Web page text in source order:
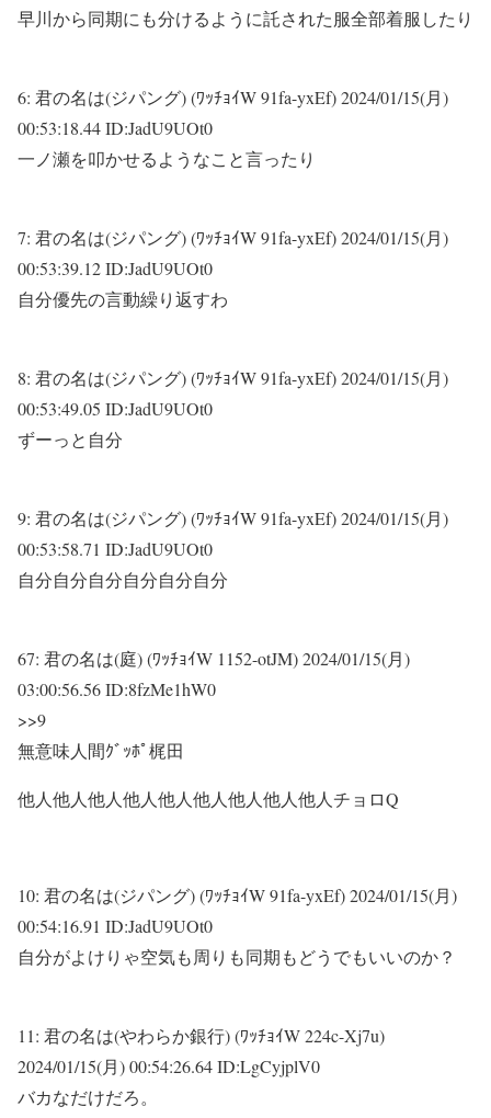
早川から同期にも分けるように託された服全部着服したり
6: 君の名は(ジパング) (ﾜｯﾁｮｲW 91fa-yxEf)2024/01/15(月)
00:53:18.44 ID:JadU9UOt0
一ノ瀬を叩かせるようなこと言ったり
7: 君の名は(ジパング) (ﾜｯﾁｮｲW 91fa-yxEf)2024/01/15(月)
00:53:39.12 ID:JadU9UOt0
自分優先の言動繰り返すわ
8: 君の名は(ジパング) (ﾜｯﾁｮｲW 91fa-yxEf)2024/01/15(月)
00:53:49.05 ID:JadU9UOt0
ずーっと自分
9: 君の名は(ジパング) (ﾜｯﾁｮｲW 91fa-yxEf)2024/01/15(月)
00:53:58.71 ID:JadU9UOt0
自分自分自分自分自分自分
67: 君の名は(庭) (ﾜｯﾁｮｲW 1152-otJM)2024/01/15(月)
03:00:56.56 ID:8fzMe1hW0
>>9
無意味人間ｸﾞｯﾎﾟ梶田
他人他人他人他人他人他人他人他人他人チョロQ
10: 君の名は(ジパング) (ﾜｯﾁｮｲW 91fa-yxEf)2024/01/15(月)
00:54:16.91 ID:JadU9UOt0
自分がよけりゃ空気も周りも同期もどうでもいいのか？
11: 君の名は(やわらか銀行) (ﾜｯﾁｮｲW 224c-Xj7u)
2024/01/15(月) 00:54:26.64 ID:LgCyjplV0
バカなだけだろ。